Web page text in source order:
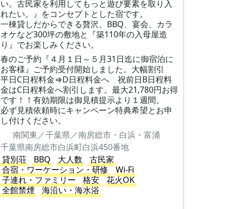
い。古民家を利用してもっと遊び要素を取り入
れたい。』をコンセプトとした宿です。
一棟貸しだからできる贅沢、BBQ、宴会、カラ
オケなど300坪の敷地と『築110年の入母屋造
り』でお楽しみください。
春のご予約『４月１日～５月31日迄に御宿泊に
お客様』ご予約受付開始しました。大幅割引
平日C日程料金⇒D日程料金へ 祝前日B日程料
金はC日程料金へ割引します。最大21,780円お得
です！！有効期限は御見積提示より１週間。
必ず見積依頼時にキャンペーン特典希望とお申
し付けください。
南関東／千葉県／南房総市・白浜・富浦
千葉県南房総市白浜町白浜450番地
貸別荘
BBQ 大人数
古民家
合宿・ワーケーション・研修
Wi-Fi
子連れ・ファミリー
格安
花火OK
全館禁煙
海沿い・海水浴